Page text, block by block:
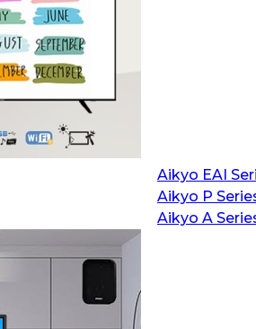
Aikyo EAI
Aikyo P
Aikyo A